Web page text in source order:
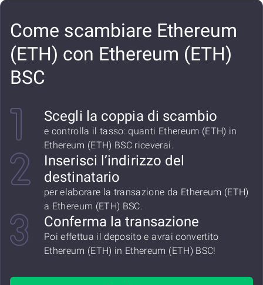
Come scambiare Ethereum
(ETH) con Ethereum (ETH)
BSC
Scegli la coppia di scambio
e controlla il tasso: quanti Ethereum (ETH) in
Ethereum (ETH) BSC riceverai.
Inserisci l’indirizzo del
destinatario
per elaborare la transazione da Ethereum (ETH)
a Ethereum (ETH) BSC.
Conferma la transazione
Poi effettua il deposito e avrai convertito
Ethereum (ETH) in Ethereum (ETH) BSC!